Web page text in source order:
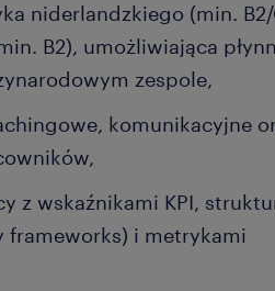
niderlandzkiego (min. B2/
B2), umożliwiająca
zespole,
komunikacyjne
z wskaźnikami KPI,
frameworks) i metrykami